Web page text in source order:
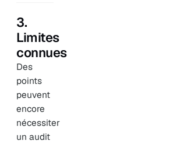
3.
Limites
connues
Des
points
peuvent
encore
nécessiter
un audit